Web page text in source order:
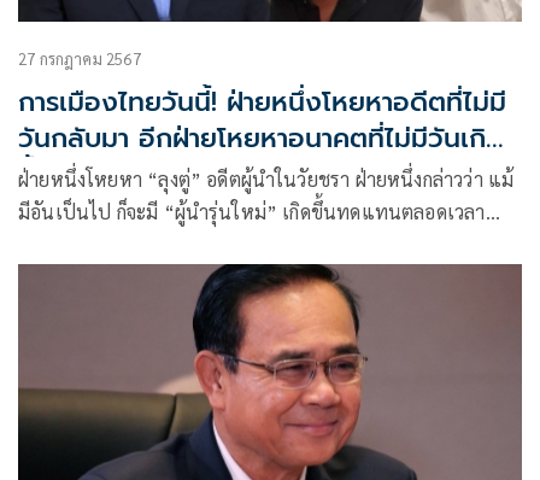
27 กรกฎาคม 2567
การเมืองไทยวันนี้! ฝ่ายหนึ่งโหยหาอดีตที่ไม่มี
วันกลับมา อีกฝ่ายโหยหาอนาคตที่ไม่มีวันเกิด
ขึ้น
ฝ่ายหนึ่งโหยหา “ลุงตู่” อดีตผู้นำในวัยชรา ฝ่ายหนึ่งกล่าวว่า แม้
มีอันเป็นไป ก็จะมี “ผู้นำรุ่นใหม่” เกิดขึ้นทดแทนตลอดเวลา